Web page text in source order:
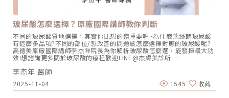
玻尿酸怎麼選擇？原廠國際講師教你判斷
不同的玻尿酸質地選擇，其實你比想的還重要喔~為什麼瑞絲朗玻尿酸
有這麼多品項?不同的部位/想改善的問題該怎麼選擇對應的玻尿酸呢?
高德美原廠國際講師李杰年院長為你解析玻尿酸怎麼選，能發揮最大功
效!想諮詢更多關於玻尿酸的療程歡迎LINE@杰膚美診所:
https://page.line.me/xhc2941b重點摘要：00:11 玻尿酸作用介紹
00:47 玻尿酸分為三大類型02:09 迷思一、玻尿酸打哪裡都可以？
02:36 迷思二、打完下巴蘋果肌看起來怪怪的？03:30 迷思三、臉部鬆
弛只能做拉皮嗎？05:00 總結LINE官方帳號一對一咨詢👉
https://reurl.cc/x3EQZN歡迎訂閱我的頻道👉
李杰年 醫師
2025-11-04 1545 收藏